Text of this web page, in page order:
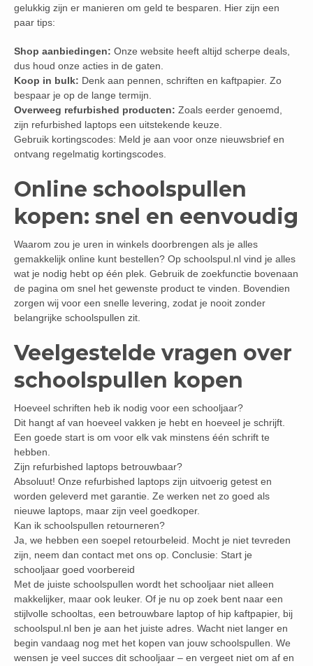
gelukkig zijn er manieren om geld te besparen. Hier zijn een
paar tips:
Shop aanbiedingen: Onze website heeft altijd scherpe deals,
dus houd onze acties in de gaten.
Koop in bulk: Denk aan pennen, schriften en kaftpapier. Zo
bespaar je op de lange termijn.
Overweeg refurbished producten: Zoals eerder genoemd,
zijn refurbished laptops een uitstekende keuze.
Gebruik kortingscodes: Meld je aan voor onze nieuwsbrief en
ontvang regelmatig kortingscodes.
Online schoolspullen
kopen: snel en eenvoudig
Waarom zou je uren in winkels doorbrengen als je alles
gemakkelijk online kunt bestellen? Op schoolspul.nl vind je alles
wat je nodig hebt op één plek. Gebruik de zoekfunctie bovenaan
de pagina om snel het gewenste product te vinden. Bovendien
zorgen wij voor een snelle levering, zodat je nooit zonder
belangrijke schoolspullen zit.
Veelgestelde vragen over
schoolspullen kopen
Hoeveel schriften heb ik nodig voor een schooljaar?
Dit hangt af van hoeveel vakken je hebt en hoeveel je schrijft.
Een goede start is om voor elk vak minstens één schrift te
hebben.
Zijn refurbished laptops betrouwbaar?
Absoluut! Onze refurbished laptops zijn uitvoerig getest en
worden geleverd met garantie. Ze werken net zo goed als
nieuwe laptops, maar zijn veel goedkoper.
Kan ik schoolspullen retourneren?
Ja, we hebben een soepel retourbeleid. Mocht je niet tevreden
zijn, neem dan contact met ons op. Conclusie: Start je
schooljaar goed voorbereid
Met de juiste schoolspullen wordt het schooljaar niet alleen
makkelijker, maar ook leuker. Of je nu op zoek bent naar een
stijlvolle schooltas, een betrouwbare laptop of hip kaftpapier, bij
schoolspul.nl ben je aan het juiste adres. Wacht niet langer en
begin vandaag nog met het kopen van jouw schoolspullen. We
wensen je veel succes dit schooljaar – en vergeet niet om af en